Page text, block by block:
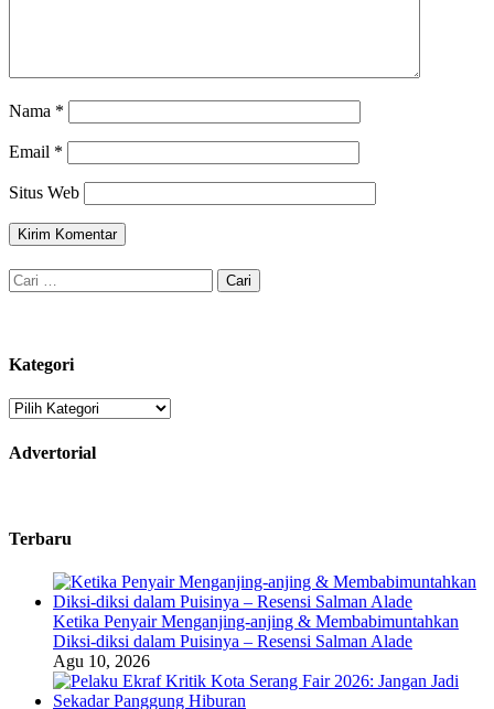
Nama *
Email *
Situs Web
Cari
untuk:
Kategori
Kategori
Advertorial
Terbaru
Ketika Penyair Menganjing-anjing & Membabimuntahkan
Diksi-diksi dalam Puisinya – Resensi Salman Alade
Agu 10, 2026